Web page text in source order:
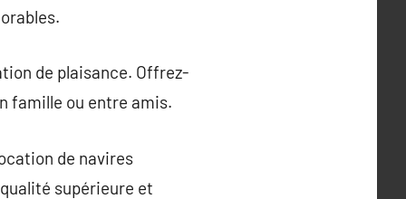
de plaisance. Offrez-
famille ou entre amis.
de navires
supérieure et